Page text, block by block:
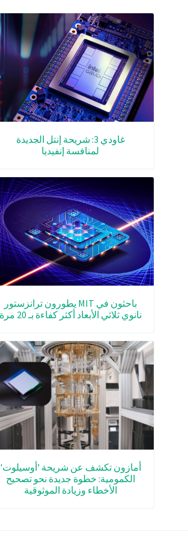
غاودي 3: شريحة إنتل الجديدة
لمنافسة إنفيديا
باحثون في MIT يطورون ترانزستور
نانوي ثلاثي الأبعاد أكثر كفاءة بـ 20 مرة
أمازون تكشف عن شريحة 'أوسيلوت'
الكمومية: خطوة جديدة نحو تصحيح
الأخطاء وزيادة الموثوقية